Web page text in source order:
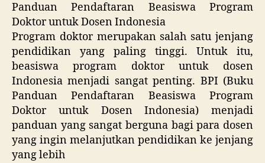
Panduan Pendaftaran Beasiswa Program
Doktor untuk Dosen Indonesia
Program doktor merupakan salah satu jenjang
pendidikan yang paling tinggi. Untuk itu,
beasiswa program doktor untuk dosen
Indonesia menjadi sangat penting. BPI (Buku
Panduan Pendaftaran Beasiswa Program
Doktor untuk Dosen Indonesia) menjadi
panduan yang sangat berguna bagi para dosen
yang ingin melanjutkan pendidikan ke jenjang
yang lebih